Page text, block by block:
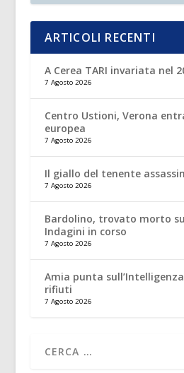
ARTICOLI RECENTI
A Cerea TARI invariata nel
7 Agosto 2026
Centro Ustioni, Verona
europea
7 Agosto 2026
Il giallo del tenente
7 Agosto 2026
Bardolino, trovato morto
Indagini in corso
7 Agosto 2026
Amia punta
rifiuti
7 Agosto 2026